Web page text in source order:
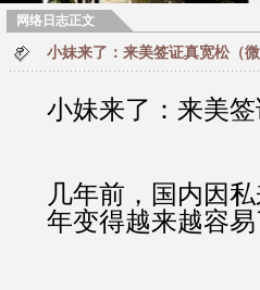
网络日志正文
小妹来了：来美签证真宽松（微
小妹来了：来美签
几年前，国内因
年变得越来越容易